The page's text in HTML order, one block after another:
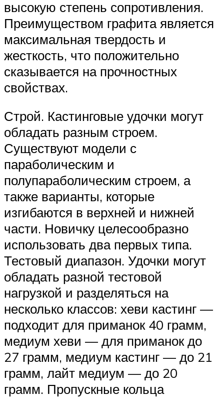
высокую степень сопротивления.
Преимуществом графита является
максимальная твердость и
жесткость, что положительно
сказывается на прочностных
свойствах.
Строй. Кастинговые удочки могут
обладать разным строем.
Существуют модели с
параболическим и
полупараболическим строем, а
также варианты, которые
изгибаются в верхней и нижней
части. Новичку целесообразно
использовать два первых типа.
Тестовый диапазон. Удочки могут
обладать разной тестовой
нагрузкой и разделяться на
несколько классов: хеви кастинг —
подходит для приманок 40 грамм,
медиум хеви — для приманок до
27 грамм, медиум кастинг — до 21
грамм, лайт медиум — до 20
грамм. Пропускные кольца